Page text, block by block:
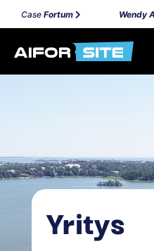
CaseFortum Wendy
Yritys